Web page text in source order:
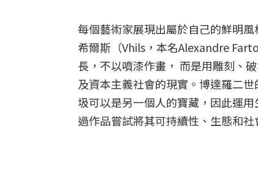
每個藝術家展現出屬於自己的鮮明
希爾斯（Vhils，本名Alexandre
長，不以噴漆作畫， 而是用雕刻、
及資本主義社會的現實。博達羅二
圾可以是另一個人的寶藏，因此運
過作品嘗試將其可持續性、生態和社